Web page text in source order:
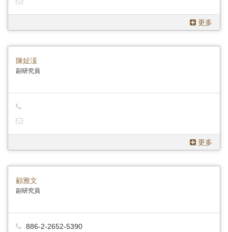
更多
陳姃湲
副研究員
更多
顧雅文
副研究員
886-2-2652-5390